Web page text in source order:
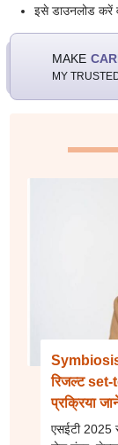
इसे डाउनलोड करें
MAKE
MY
Symbiosis
रिजल्ट set-
प्रक्रिया
एसईटी 2025